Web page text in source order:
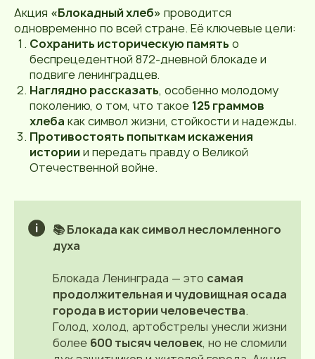
Акция «Блокадный хлеб» проводится
одновременно по всей стране. Её ключевые цели:
Сохранить историческую память о
беспрецедентной 872-дневной блокаде и
подвиге ленинградцев.
Наглядно рассказать, особенно молодому
поколению, о том, что такое 125 граммов
хлеба как символ жизни, стойкости и надежды.
Противостоять попыткам искажения
историии передать правду о Великой
Отечественной войне.
📚 Блокада как символ несломленного
духа
Блокада Ленинграда — это самая
продолжительная и чудовищная осада
города в истории человечества.
Голод, холод, артобстрелы унесли жизни
более 600 тысяч человек, но не сломили